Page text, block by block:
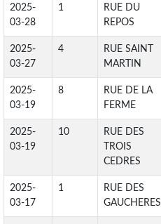
2025-
03-28
1
RUE DU
REPOS
2025-
03-27
4
RUE SAINT
MARTIN
2025-
03-19
8
RUE DE LA
FERME
2025-
03-19
10
RUE DES
TROIS
CEDRES
2025-
03-17
1
RUE DES
GAUCHERES